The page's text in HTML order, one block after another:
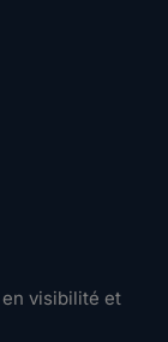
visibilité et